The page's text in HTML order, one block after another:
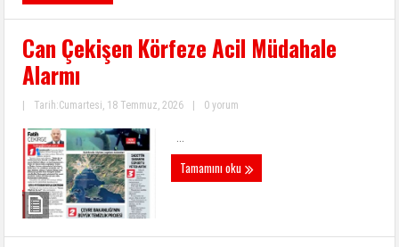
Can Çekişen Körfeze Acil Müdahale
Alarmı
| Tarih:Cumartesi, 18 Temmuz, 2026 | 0 yorum
Tamamını oku